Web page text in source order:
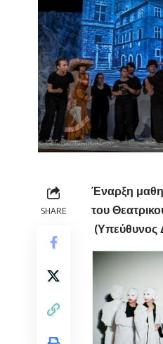
SHARE
Έναρξη
του
(Υπεύθυνος